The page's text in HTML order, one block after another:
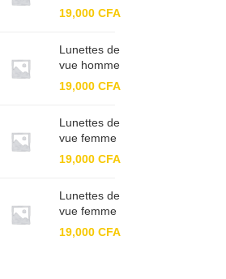
BF XC
61143
19,000CFA
Lunettes de
vue homme
BF 93399
19,000CFA
Lunettes de
vue femme
BF 91324
19,000CFA
Lunettes de
vue femme
BF 7703 C1
19,000CFA